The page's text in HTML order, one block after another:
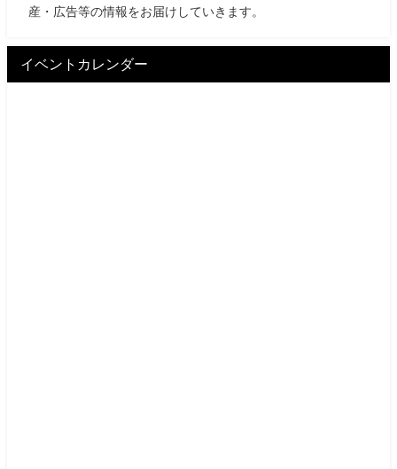
産・広告等の情報をお届けしていきます。
イベントカレンダー